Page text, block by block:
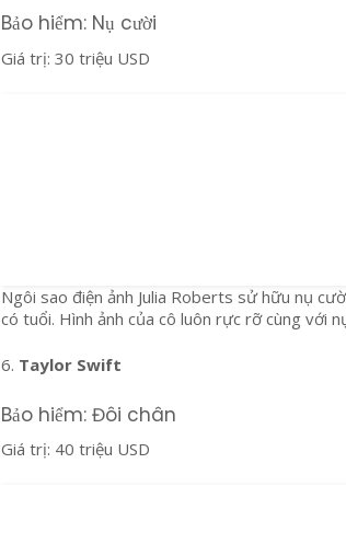
Bảo hiểm: Nụ cười
Giá trị: 30 triệu USD
Ngôi sao điện ảnh Julia Roberts sử hữu nụ
có tuổi. Hình ảnh của cô luôn rực rỡ cùng với
6. Taylor Swift
Bảo hiểm: Đôi chân
Giá trị: 40 triệu USD